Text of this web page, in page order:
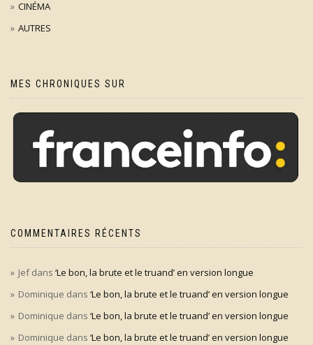
CINÉMA
AUTRES
MES CHRONIQUES SUR
COMMENTAIRES RÉCENTS
Jefdans ‘Le bon, la brute et le truand’ en version longue
Dominique dans ‘Le bon, la brute et le truand’ en version longue
Dominique dans ‘Le bon, la brute et le truand’ en version longue
Dominique dans ‘Le bon, la brute et le truand’ en version longue